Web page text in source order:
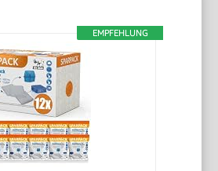
EMPFEHLUNG